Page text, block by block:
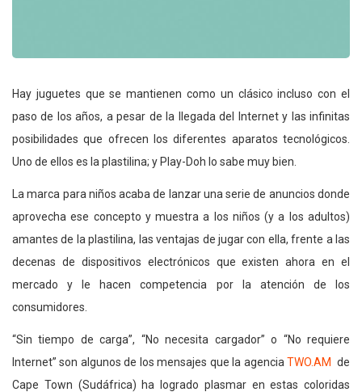
Hay juguetes que se mantienen como un clásico incluso con el
paso de los años, a pesar de la llegada del Internet y las infinitas
posibilidades que ofrecen los diferentes aparatos tecnológicos.
Uno de ellos es la plastilina; y Play-Doh lo sabe muy bien.
La marca para niños acaba de lanzar una serie de anuncios donde
aprovecha ese concepto y muestra a los niños (y a los adultos)
amantes de la plastilina, las ventajas de jugar con ella, frente a las
decenas de dispositivos electrónicos que existen ahora en el
mercado y le hacen competencia por la atención de los
consumidores.
“Sin tiempo de carga”, “No necesita cargador” o “No requiere
Internet” son algunos de los mensajes que la agenciaTWO.AM de
Cape Town (Sudáfrica) ha logrado plasmar en estas coloridas